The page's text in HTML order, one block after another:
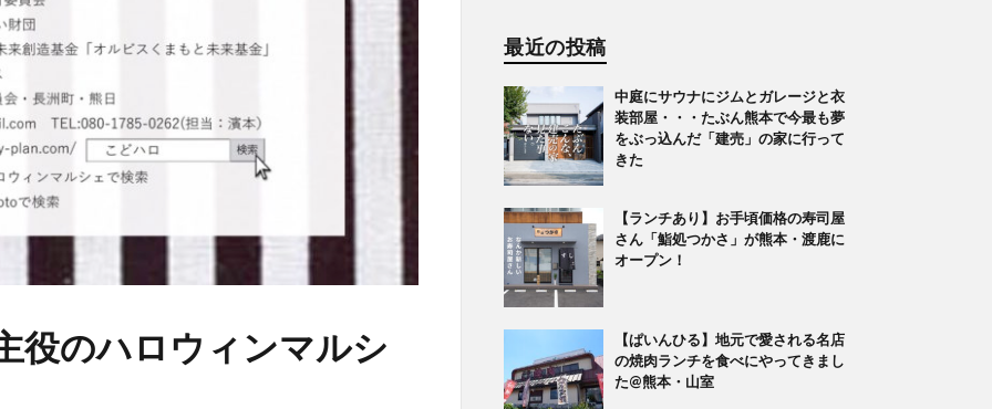
役のハロウィンマルシ
最近の投稿
中庭にサウナにジムとガレージと衣
装部屋・・・たぶん熊本で今最も夢
をぶっ込んだ「建売」の家に行って
きた
【ランチあり】お手頃価格の寿司屋
さん「鮨処つかさ」が熊本・渡鹿に
オープン！
【ぱいんひる】地元で愛される名店
の焼肉ランチを食べにやってきまし
た@熊本・山室